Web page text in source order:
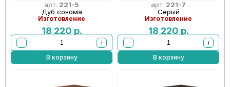
арт. 221-5
Дуб сонома
Изготовление
18 220 р.
−
+
В корзину
арт. 221-7
Серый
Изготовление
18 220 р.
−
+
В корзину